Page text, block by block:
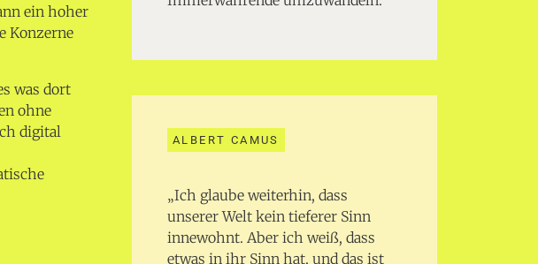
ein hoher
Konzerne
was dort
ohne
digital
ALBERT CAMUS
„Ich glaube weiterhin, dass
unserer Welt kein tieferer Sinn
innewohnt. Aber ich weiß, dass
etwas in ihr Sinn hat, und das ist